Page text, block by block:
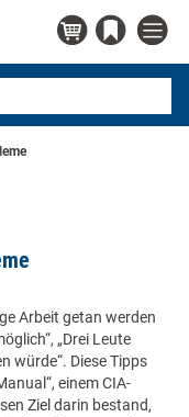
Arbeit getan werden
„Drei Leute
würde“. Diese Tipps
einem CIA-
Ziel darin bestand,